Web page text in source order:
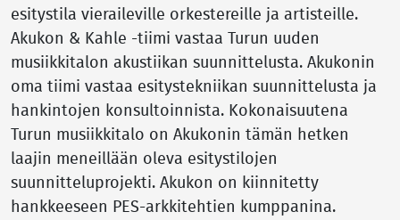
esitystila vieraileville orkestereille ja artisteille.
Akukon & Kahle -tiimi vastaa Turun uuden
musiikkitalon akustiikan suunnittelusta. Akukonin
oma tiimi vastaa esitystekniikan suunnittelusta ja
hankintojen konsultoinnista. Kokonaisuutena
Turun musiikkitalo on Akukonin tämän hetken
laajin meneillään oleva esitystilojen
suunnitteluprojekti. Akukon on kiinnitetty
hankkeeseen PES-arkkitehtien kumppanina.